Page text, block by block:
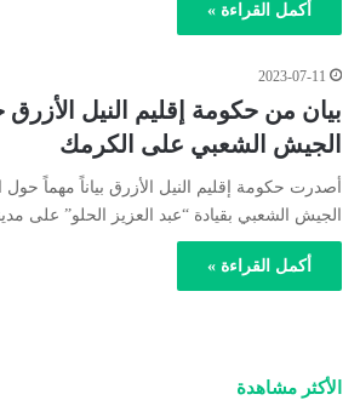
أكمل القراءة »
2023-07-11
بيان من حكومة إقليم النيل
الجيش الشعبي على الكرمك
أصدرت حكومة إقليم النيل الأزرق بياناً مهماً
الجيش الشعبي بقيادة “عبد العزيز الحلو” على
أكمل القراءة »
الأكثر مشاهدة